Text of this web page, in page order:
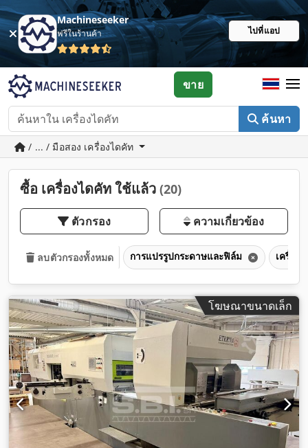
Machineseeker
ฟรีในร้านค้า ไปที่แอป
ค้นหา
ขาย
/ ... / มือสอง เครื่องไดคัท
ซื้อ เครื่องไดคัท ใช้แล้ว (20)
ตัวกรอง ความเกี่ยวข้อง
ลบตัวกรองทั้งหมด การแปรรูปกระดาษและฟิล์ม เครื่อง
โฆษณาขนาดเล็ก